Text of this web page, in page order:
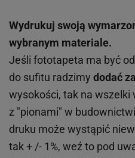
Wydrukuj swoją
wybranym materiale.
Jeśli fototapeta ma być
do sufitu radzimy dodać
wysokości, tak na wszelki
z "pionami" w
druku może wystąpić
tak + /- 1%, weź to pod